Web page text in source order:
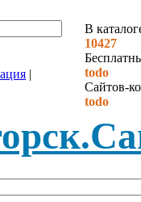
В
10427
todo
Сайтов-
todo
|